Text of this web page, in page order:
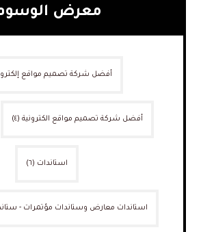
معرض
أفضل شركة تصميم مواقع
أفضل شركة تصميم مواقع الكترونية (٤)
استاندات (٦)
استاندات معارض وستاندات مؤتمرات -